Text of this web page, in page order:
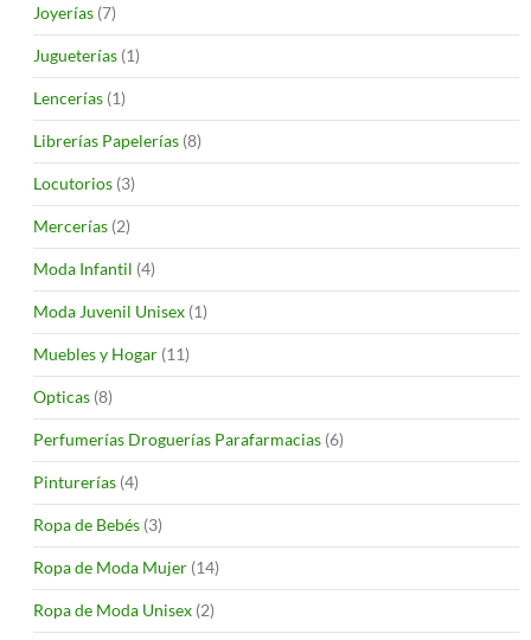
Joyerías (7)
Jugueterías (1)
Lencerías (1)
Librerías Papelerías (8)
Locutorios (3)
Mercerías (2)
Moda Infantil (4)
Moda Juvenil Unisex (1)
Muebles y Hogar (11)
Opticas (8)
Perfumerías Droguerías Parafarmacias (6)
Pinturerías (4)
Ropa de Bebés (3)
Ropa de Moda Mujer (14)
Ropa de Moda Unisex (2)